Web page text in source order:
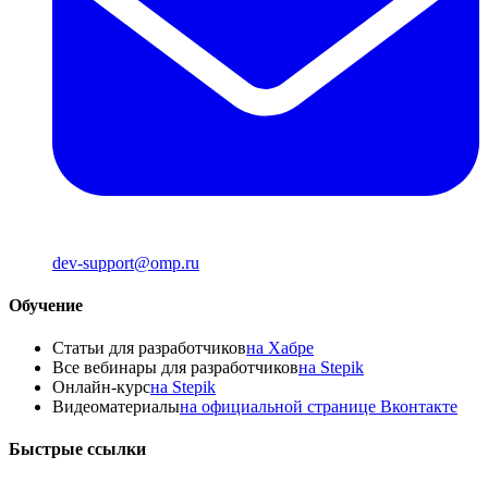
dev-support@omp.ru
Обучение
Статьи для разработчиковна Хабре
Все вебинары для разработчиковна Stepik
Онлайн-курсна Stepik
Видеоматериалына официальной странице Вконтакте
Быстрые ссылки